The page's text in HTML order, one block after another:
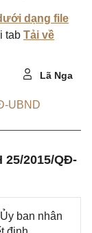
dạng file
tab Tải về
Lã Nga
UBND
25/2015/QĐ-
ban nhân